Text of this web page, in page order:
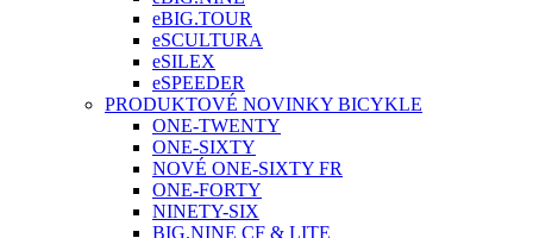
eBIG.TOUR
eSCULTURA
eSILEX
eSPEEDER
PRODUKTOVÉ NOVINKY BICYKLE
ONE-TWENTY
ONE-SIXTY
NOVÉ ONE-SIXTY FR
ONE-FORTY
NINETY-SIX
BIG.NINE CF & LITE